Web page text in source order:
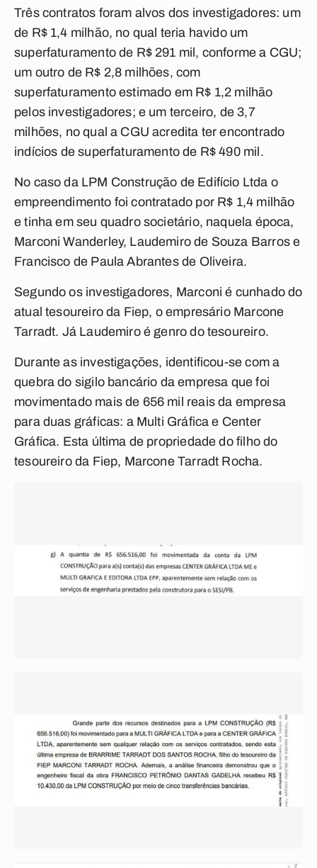
Três contratos foram alvos dos investigadores: um
de R$ 1,4 milhão, no qual teria havido um
superfaturamento de R$ 291 mil, conforme a CGU;
um outro de R$ 2,8 milhões, com
superfaturamento estimado em R$ 1,2 milhão
pelos investigadores; e um terceiro, de 3,7
milhões, no qual a CGU acredita ter encontrado
indícios de superfaturamento de R$ 490 mil.
No caso da LPM Construção de Edifício Ltda o
empreendimento foi contratado por R$ 1,4 milhão
e tinha em seu quadro societário, naquela época,
Marconi Wanderley, Laudemiro de Souza Barros e
Francisco de Paula Abrantes de Oliveira.
Segundo os investigadores, Marconi é cunhado do
atual tesoureiro da Fiep, o empresário Marcone
Tarradt. Já Laudemiro é genro do tesoureiro.
Durante as investigações, identificou-se com a
quebra do sigilo bancário da empresa que foi
movimentado mais de 656 mil reais da empresa
para duas gráficas: a Multi Gráfica e Center
Gráfica. Esta última de propriedade do filho do
tesoureiro da Fiep, Marcone Tarradt Rocha.